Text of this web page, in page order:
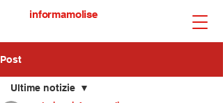
informamolise
Post
Ultime notizie